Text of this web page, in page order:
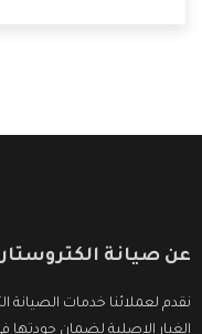
عن صيانة الكتروستار
نقدم لعملائنا خدمات